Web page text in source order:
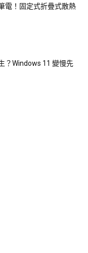
電！固定式折疊式散熱
？Windows 11 變慢先